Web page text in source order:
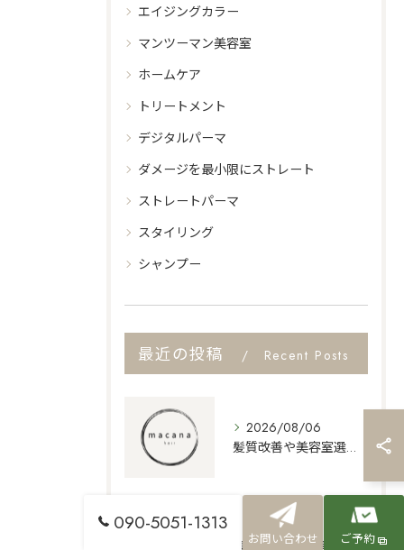
エイジングカラー
マンツーマン美容室
ホームケア
トリートメント
デジタルパーマ
ダメージを最小限にストレート
ストレートパーマ
スタイリング
シャンプー
最近の投稿 Recent Posts
2026/08/06
髪質改善や美容室選びで実現する湿気に強いストレートと白髪ぼかしカラーの傷まないケア法
2026/08/06
髪質改善や美容室選びで長野県松本市寿台で湿気に負けない理想のストレートヘアを叶える方法
090-5051-1313
お問い合わせ ご予約